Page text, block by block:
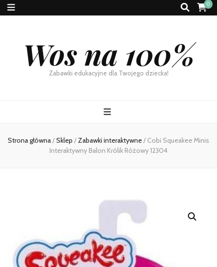
0
Wos na 100%
Zabawki edukacyjne dla Twojego dziecka!
Strona główna/Sklep /Zabawki interaktywne/ Cobi Squeakee Minis
Interaktywny Balon Królik Różowy 12304